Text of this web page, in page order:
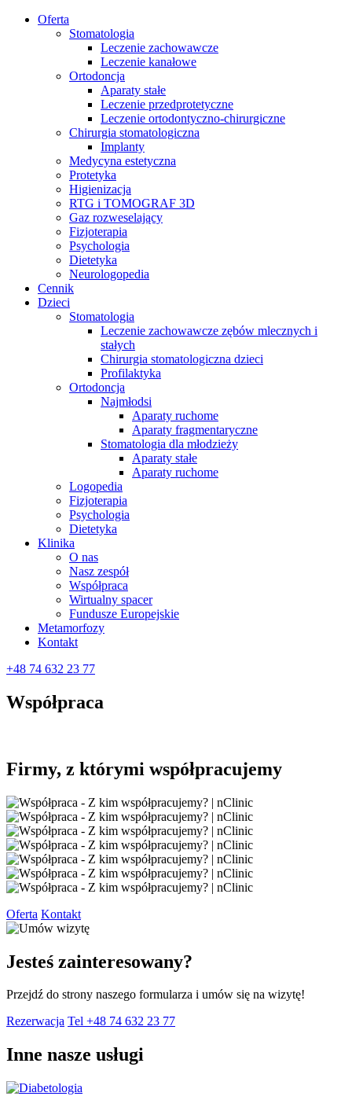
Oferta
Stomatologia
Leczenie zachowawcze
Leczenie kanałowe
Ortodoncja
Aparaty stałe
Leczenie przedprotetyczne
Leczenie ortodontyczno-chirurgiczne
Chirurgia stomatologiczna
Implanty
Medycyna estetyczna
Protetyka
Higienizacja
RTG i TOMOGRAF 3D
Gaz rozweselający
Fizjoterapia
Psychologia
Dietetyka
Neurologopedia
Cennik
Dzieci
Stomatologia
Leczenie zachowawcze zębów mlecznych i
stałych
Chirurgia stomatologiczna dzieci
Profilaktyka
Ortodoncja
Najmłodsi
Aparaty ruchome
Aparaty fragmentaryczne
Stomatologia dla młodzieży
Aparaty stałe
Aparaty ruchome
Logopedia
Fizjoterapia
Psychologia
Dietetyka
Klinika
O nas
Nasz zespół
Współpraca
Wirtualny spacer
Fundusze Europejskie
Metamorfozy
Kontakt
+48 74 632 23 77
Współpraca
Firmy, z którymi współpracujemy
Oferta Kontakt
Jesteś zainteresowany?
Przejdź do strony naszego formularza i umów się na wizytę!
Rezerwacja Tel +48 74 632 23 77
Inne nasze usługi